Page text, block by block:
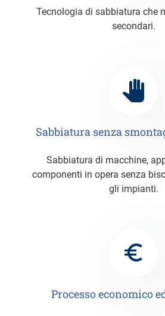
Tecnologia di sabbiatura che non genera rifiuti
secondari.
Sabbiatura senza
Sabbiatura di macchine, apparecchiature,
componenti in opera senza
gli impianti.
Processo economico